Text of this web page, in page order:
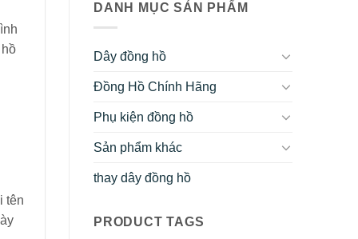
tên
DANH MỤC SẢN PHẨM
Dây đồng hồ
Đồng Hồ Chính Hãng
Phụ kiện đồng hồ
Sản phẩm khác
thay dây đồng hồ
PRODUCT TAGS